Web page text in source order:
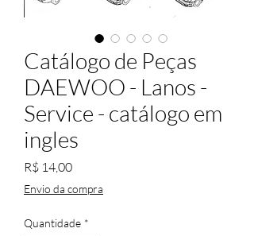
Catálogo de Peças
DAEWOO - Lanos -
Service - catálogo em
ingles
R$ 14,00Preço
Envio da compra
Quantidade *